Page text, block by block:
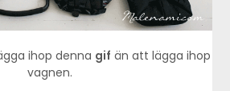
ihop denna gif än att lägga ihop
vagnen.